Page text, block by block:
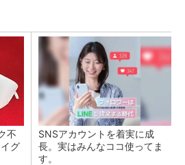
不
グ
SNSアカウントを着実に成
長。実はみんなココ使ってま
す。